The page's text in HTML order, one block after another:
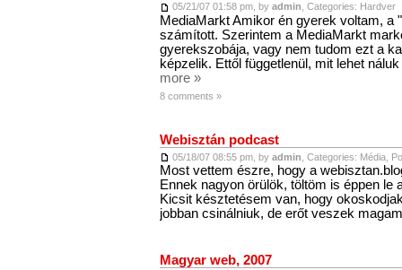
05/21/07 01:58 pm, by admin , Categories: Hardver
MediaMarkt Amikor én gyerek voltam, a
számított. Szerintem a MediaMarkt
gyerekszobája, vagy nem tudom ezt a
képzelik. Ettől függetlenül, mit lehet
more »
8 comments »
Webisztán podcast
05/18/07 08:55 pm, by admin , Categories: Média,
Most vettem észre, hogy a
Ennek nagyon örülök, töltöm is éppen le
Kicsit késztetésem van, hogy
jobban csinálniuk, de erőt veszek
Magyar web, 2007